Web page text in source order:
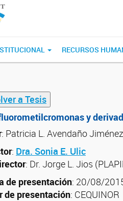
RECURSOS
a Tesis
y
: Patricia L. Avendaño Jiménez
: Dra. Sonia E. Ulic
: Dr. Jorge L. Jios
de presentación: 20/08/
de presentación: CEQUINOR